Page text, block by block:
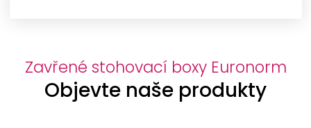
Zavřené stohovací boxy Euronorm
Objevte naše produkty